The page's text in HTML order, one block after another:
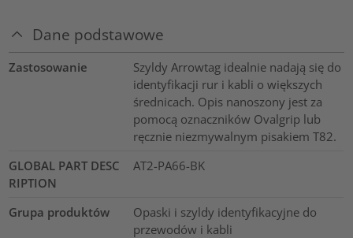
Dane podstawowe
Zastosowanie
Szyldy Arrowtag idealnie nadają się do
identyfikacji rur i kabli o większych
średnicach. Opis nanoszony jest za
pomocą oznaczników Ovalgrip lub
ręcznie niezmywalnym pisakiem T82.
GLOBAL PART DESC
RIPTION
AT2-PA66-BK
Grupa produktów
Opaski i szyldy identyfikacyjne do
przewodów i kabli